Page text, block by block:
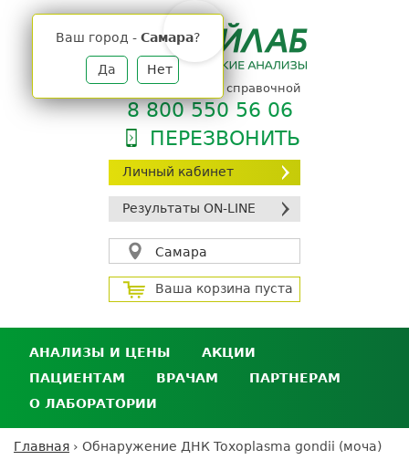
Личный кабинет
Результаты ON-LINE
Самара
Ваш город - Самара?
Да Нет
Ваша корзина пуста
телефон единой справочной
8 800 550 56 06
ПЕРЕЗВОНИТЬ
АНАЛИЗЫ И ЦЕНЫ
Анализы и цены
Где сдать анализы
Выезд на дом
АКЦИИ
ПАЦИЕНТАМ
Личный кабинет пациента
Дисконтная программа
ВРАЧАМ
Сотрудничество
ПАРТНЕРАМ
кабинет
партнёра
О ЛАБОРАТОРИИ
Главная › Обнаружение ДНК Toxoplasma gondii (моча)